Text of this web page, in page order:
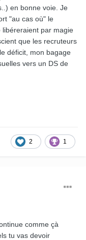
en bonne voie. Je
"au cas où" le
libéreraient par magie
que les recruteurs
déficit, mon bagage
vers un DS de
2 1
comme çà
tu vas devoir